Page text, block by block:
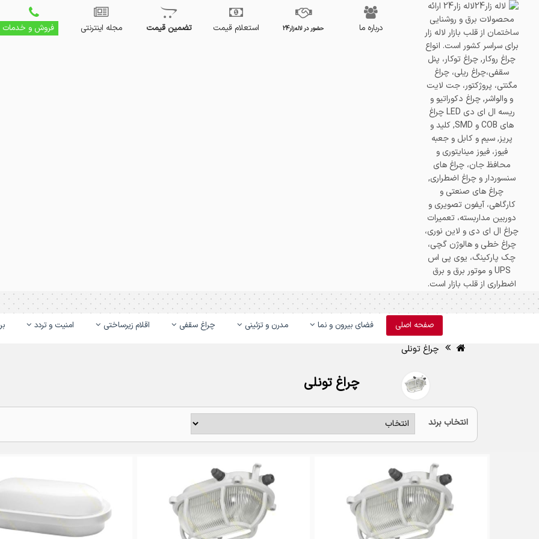
درباره ما حضور در لاله‌زار24 استعلام قیمت تضمین قیمت مجله اینترنتی فروش و خدمات
صفحه اصلی فضای بیرون و نما مدرن و تزئینی چراغ سقفی اقلام زیرساختی امنیت و تردد
چراغ تونلی
چراغ تونلی
چراغ تونلی
بدنه ای محکم دارند و از قطعاتی مرغوب ساخته می‌شوند تا بتوانند در برابر برخورد مصالح, سنگ و غیره
دارای مقاومت مناسب و آلیاژ آلومینیوم قوی می‌باشند و ساختمان آنها معمولا به گونه ای است که در
قسمت نصب می‌شود و روی آن حبابی نسوز و نشکن قرار دارد که با یک گارد فلزی محافظت شده است.
چراغ تونلی را تضمین کند.
طراحی ظاهری انواع چراغ تونلی نیز حکایت از استحکام و مقاومت بالای آن دارد و در ساخت آنها از
انتخاب برند